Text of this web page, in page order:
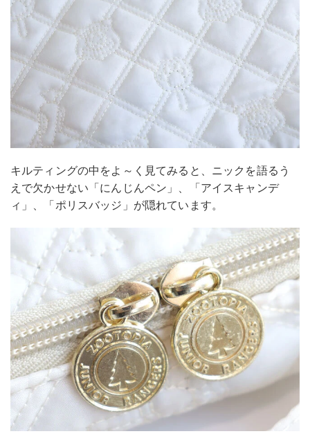
キルティングの中をよ～く見てみると、ニックを語るう
えで欠かせない「にんじんペン」、「アイスキャンデ
ィ」、「ポリスバッジ」が隠れています。